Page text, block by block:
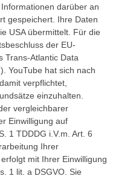
darüber an
gespeichert. Ihre Daten
USA übermittelt. Für die
der EU-
Trans-Atlantic Data
YouTube hat sich nach
verpflichtet,
einzuhalten.
vergleichbarer
Einwilligung auf
1 TDDDG i.V.m. Art. 6
Ihrer
mit Ihrer Einwilligung
1 lit. a DSGVO. Sie